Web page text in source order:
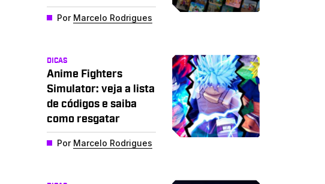
Por Marcelo Rodrigues
DICAS
Anime Fighters
Simulator: veja a lista
de códigos e saiba
como resgatar
Por Marcelo Rodrigues